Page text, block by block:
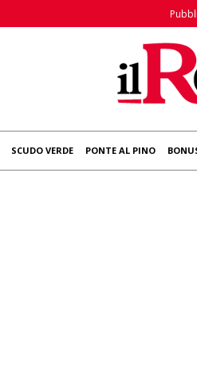
SCUDO VERDE PONTE AL PINO